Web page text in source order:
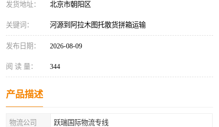
发货地址： 北京市朝阳区
关键词： 河源到阿拉木图托散货拼箱运输
发布日期： 2026-08-09
阅 读 量： 344
产品描述
物流公司 跃瑞国际物流专线